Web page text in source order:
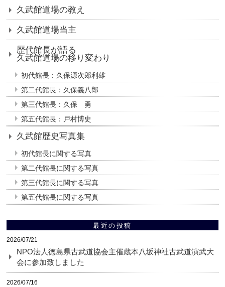
久武館道場の教え
久武館道場当主
歴代館長が語る
久武館道場の移り変わり
初代館長：久保源次郎利雄
第二代館長：久保義八郎
第三代館長：久保 勇
第五代館長：戸村博史
久武館歴史写真集
初代館長に関する写真
第二代館長に関する写真
第三代館長に関する写真
第五代館長に関する写真
最近の投稿
2026/07/21
NPO法人徳島県古武道協会主催蔵本八坂神社古武道演武大
会に参加致しました
2026/07/16